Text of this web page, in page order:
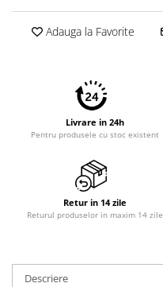
Adauga la Favorite
Livrare in 24h
Pentru produsele cu stoc existent
Retur in 14 zile
Returul produselor in maxim 14 zile
Descriere